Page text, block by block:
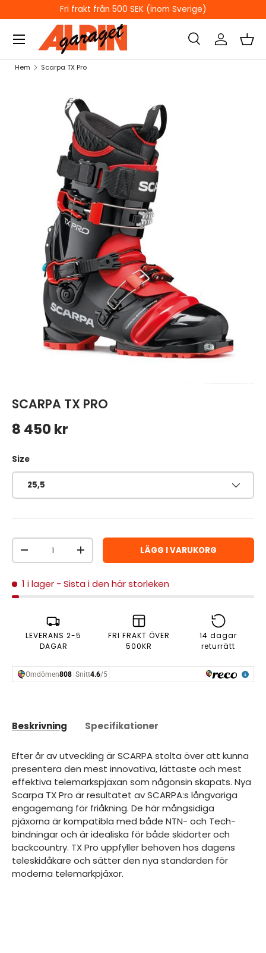
HOPPA TILL INNEHÅLL
ÖPPETTIDER I BUTIKEN
Sök
Sök
Sök Logga inKorg
Hem Scarpa TX Pro
HOPPA TILL PRODUKTINFORMATION
SCARPA TX PRO
Ordinarie pris
8 450 kr
Size
25,5
Antal
MINSKA ANTALÖKA ANTAL LÄGG I VARUKORG
1 i lager - Sista i den här storleken
LEVERANS 2-5
DAGAR
FRI FRAKT ÖVER
500KR
14 dagar
returrätt
Beskrivning Specifikationer
Efter år av utveckling är SCARPA stolta över att kunna
presentera den mest innovativa, lättaste och mest
effektiva telemarkspjäxan som någonsin skapats. Nya
Scarpa TX Pro är resultatet av SCARPA:s långvariga
engagemang för friåkning. De här mångsidiga
pjäxorna är kompatibla med både NTN- och Tech-
bindningar och är idealiska för både skidorter och
backcountry. TX Pro uppfyller behoven hos dagens
teleskidåkare och sätter den nya standarden för
moderna telemarkpjäxor.